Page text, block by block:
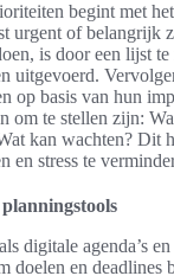
begint met
urgent of belangrijk
is door een lijst
uitgevoerd.
op basis van hun
om te stellen zijn:
kan wachten? Dit
en stress te
digitale agenda’s
doelen en deadlines